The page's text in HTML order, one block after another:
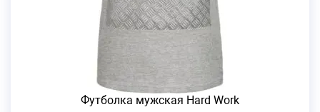
Футболка мужская Hard Work